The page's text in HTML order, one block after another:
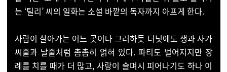
는 ‘틸리’ 씨의 일화는 소설 바깥의 독자까지 아프게 한다.
사람이 살아가는 어느 곳이나 그러하듯 더닛에도 생과 사가
씨줄과 날줄처럼 촘촘히 얽혀 있다. 파티도 벌어지지만 장
례를 치를 때가 더 많고, 사랑이 슬며시 피어나기도 하나 이